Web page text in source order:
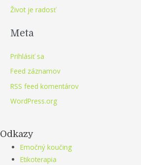
Život je radosť
Meta
Prihlásiť sa
Feed záznamov
RSS feed komentárov
WordPress.org
Odkazy
Emočný koučing
Etikoterapia